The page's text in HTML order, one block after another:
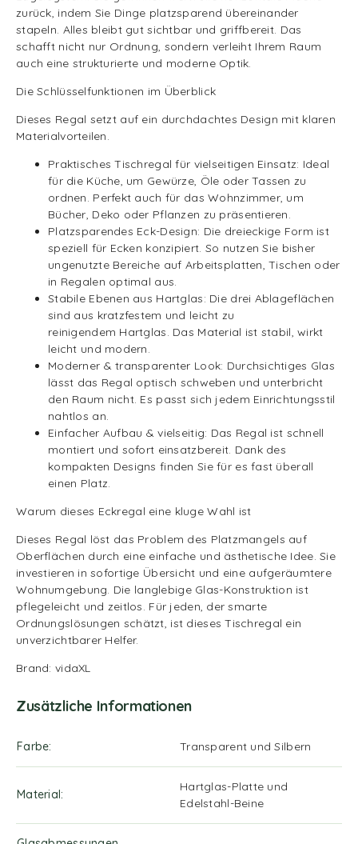
zurück, indem Sie Dinge platzsparend übereinander
stapeln. Alles bleibt gut sichtbar und griffbereit. Das
schafft nicht nur Ordnung, sondern verleiht Ihrem Raum
auch eine strukturierte und moderne Optik.
Die Schlüsselfunktionen im Überblick
Dieses Regal setzt auf ein durchdachtes Design mit klaren
Materialvorteilen.
Praktisches Tischregal für vielseitigen Einsatz: Ideal
für die Küche, um Gewürze, Öle oder Tassen zu
ordnen. Perfekt auch für das Wohnzimmer, um
Bücher, Deko oder Pflanzen zu präsentieren.
Platzsparendes Eck-Design: Die dreieckige Form ist
speziell für Ecken konzipiert. So nutzen Sie bisher
ungenutzte Bereiche auf Arbeitsplatten, Tischen oder
in Regalen optimal aus.
Stabile Ebenen aus Hartglas: Die drei Ablageflächen
sind aus kratzfestem und leicht zu
reinigendem Hartglas. Das Material ist stabil, wirkt
leicht und modern.
Moderner & transparenter Look: Durchsichtiges Glas
lässt das Regal optisch schweben und unterbricht
den Raum nicht. Es passt sich jedem Einrichtungsstil
nahtlos an.
Einfacher Aufbau & vielseitig: Das Regal ist schnell
montiert und sofort einsatzbereit. Dank des
kompakten Designs finden Sie für es fast überall
einen Platz.
Warum dieses Eckregal eine kluge Wahl ist
Dieses Regal löst das Problem des Platzmangels auf
Oberflächen durch eine einfache und ästhetische Idee. Sie
investieren in sofortige Übersicht und eine aufgeräumtere
Wohnumgebung. Die langlebige Glas-Konstruktion ist
pflegeleicht und zeitlos. Für jeden, der smarte
Ordnungslösungen schätzt, ist dieses Tischregal ein
unverzichtbarer Helfer.
Brand: vidaXL
Zusätzliche Informationen
Farbe Transparent und Silbern
Material
Hartglas-Platte und
Edelstahl-Beine